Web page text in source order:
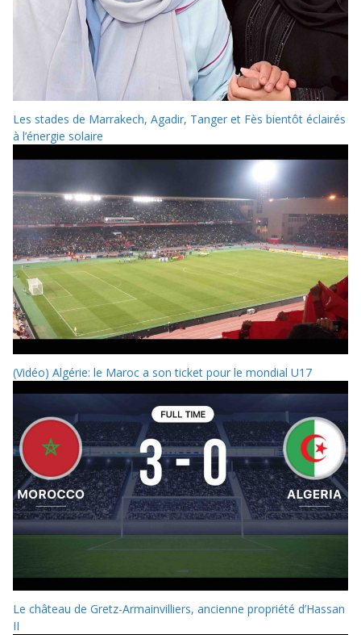
Les stades de Marrakech, Agadir, Tanger et Fès bientôt éclairés
à l’énergie solaire
(Vidéo) Algérie: le Maroc a son ticket pour le mondial U17
Le château de Gretz-Armainvilliers, ancienne propriété d’Hassan
II